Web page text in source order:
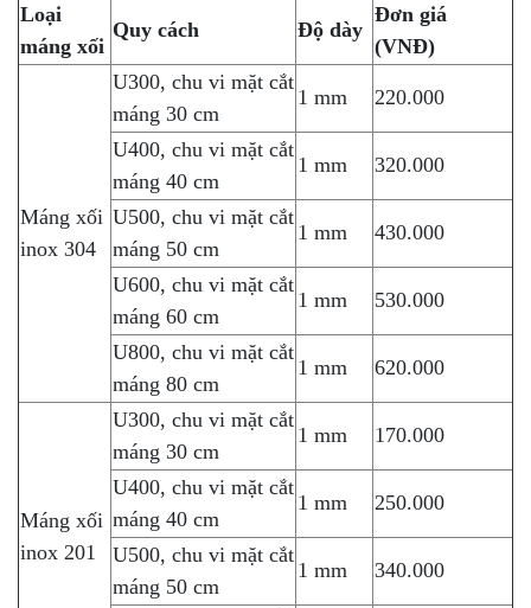
Loại
máng xối
Quy cách Độ dày
Đơn giá
(VNĐ)
Máng xối
inox 304
U300, chu vi mặt cắt
máng 30 cm
1 mm 220.000
U400, chu vi mặt cắt
máng 40 cm
1 mm 320.000
U500, chu vi mặt cắt
máng 50 cm
1 mm 430.000
U600, chu vi mặt cắt
máng 60 cm
1 mm 530.000
U800, chu vi mặt cắt
máng 80 cm
1 mm 620.000
Máng xối
inox 201
U300, chu vi mặt cắt
máng 30 cm
1 mm 170.000
U400, chu vi mặt cắt
máng 40 cm
1 mm 250.000
U500, chu vi mặt cắt
máng 50 cm
1 mm 340.000